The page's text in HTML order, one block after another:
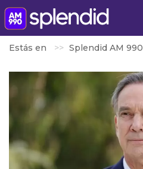
Estás en Splendid AM 990